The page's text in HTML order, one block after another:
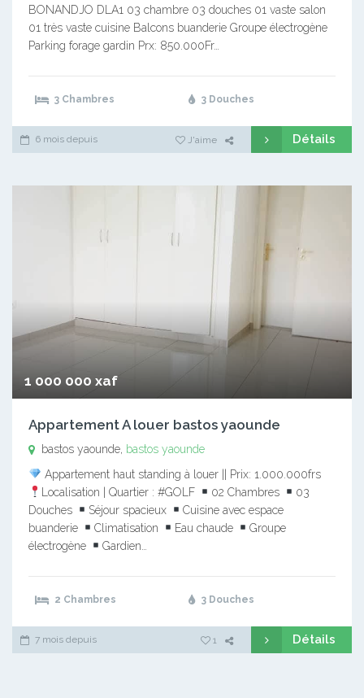
BONANDJO DLA1 03 chambre 03 douches 01 vaste salon
01 très vaste cuisine Balcons buanderie Groupe électrogène
Parking forage gardin Prx: 850.000Fr…
3 Chambres 3 Douches
6 mois depuis J'aime Détails
1 000 000 xaf
Appartement A louer bastos yaounde
bastos yaounde, bastos yaounde
Appartement haut standing à louer || Prix: 1.000.000frs
Localisation | Quartier : #GOLF
02 Chambres
03
Douches
Séjour spacieux
Cuisine avec espace
buanderie
Climatisation Eau chaude
Groupe
électrogène
Gardien…
2 Chambres 3 Douches
7 mois depuis 1 Détails